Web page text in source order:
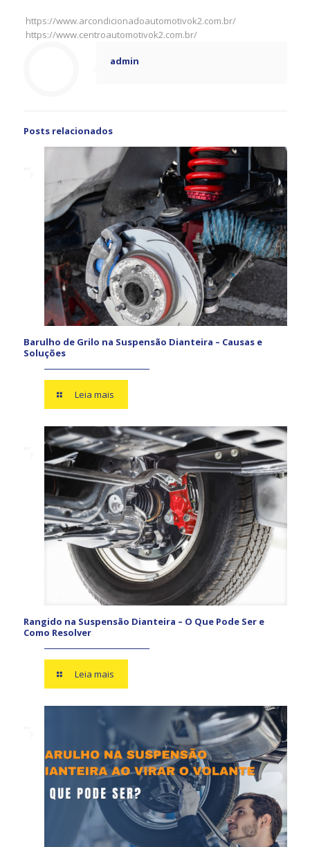
https://www.arcondicionadoautomotivok2.com.br/
https://www.centroautomotivok2.com.br/
admin
Posts relacionados
Barulho de Grilo na Suspensão Dianteira – Causas e
Soluções
Leia mais
Rangido na Suspensão Dianteira – O Que Pode Ser e
Como Resolver
Leia mais